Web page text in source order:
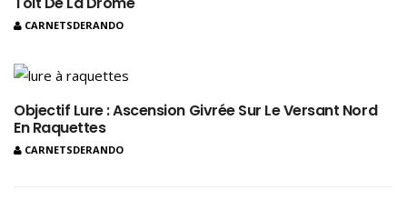
CARNETSDERANDO
Objectif Lure : Ascension Givrée Sur Le Versant Nord
En Raquettes
CARNETSDERANDO